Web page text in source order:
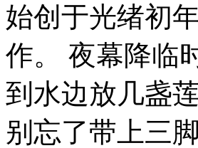
始创于光绪初
作。 夜幕降临
到水边放几盏
别忘了带上三脚